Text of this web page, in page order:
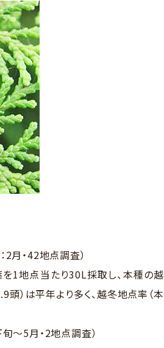
月・42地点調査）
1地点当たり30L採取し、本種の越
）は平年より多く、越冬地点率（本
～5月・2地点調査）